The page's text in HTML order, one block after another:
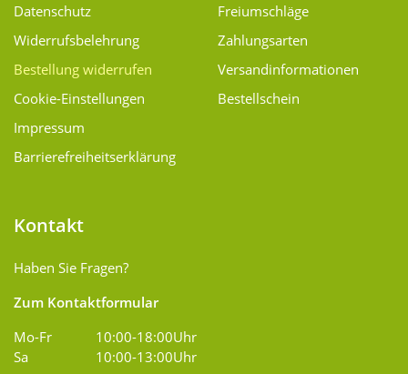
Datenschutz
Widerrufsbelehrung
Bestellung widerrufen
Cookie-Einstellungen
Impressum
Barrierefreiheitserklärung
Freiumschläge
Zahlungsarten
Versand­informationen
Bestellschein
Kontakt
Haben Sie Fragen?
Zum Kontaktformular
Mo-Fr
10:00-18:00Uhr
Sa
10:00-13:00Uhr